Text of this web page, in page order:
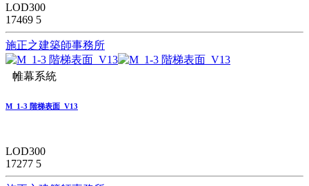
LOD300
17469 5
施正之建築師事務所
帷幕系統
M_1-3 階梯表面_V13
LOD300
17277 5